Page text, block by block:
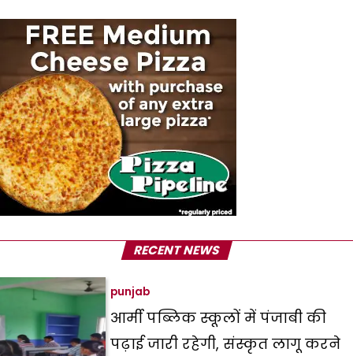
RECENT NEWS
punjab
आर्मी पब्लिक स्कूलों में पंजाबी की
पढ़ाई जारी रहेगी, संस्कृत लागू करने